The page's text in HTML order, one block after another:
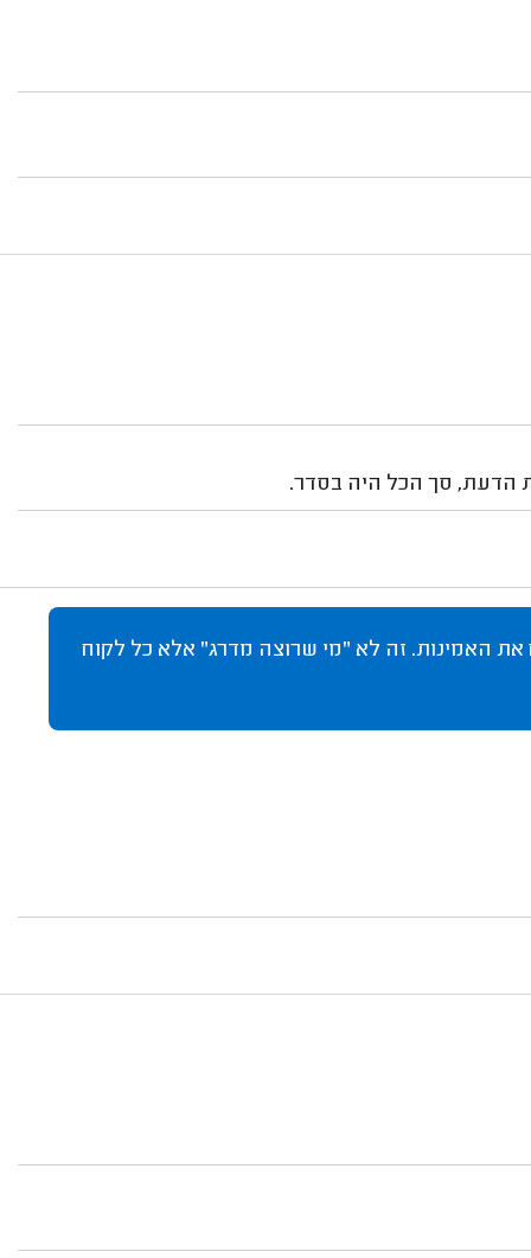
הדעת, סך הכל היה בסדר.
את האמינות. זה לא "מי שרוצה מדרג" אלא כל לקוח